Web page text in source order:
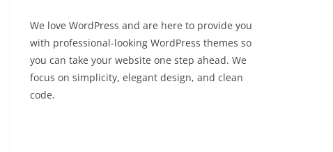
We love WordPress and are here to provide you
with professional-looking WordPress themes so
you can take your website one step ahead. We
focus on simplicity, elegant design, and clean
code.